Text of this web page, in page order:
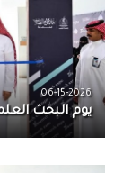
06-15-2026
يوم البحث